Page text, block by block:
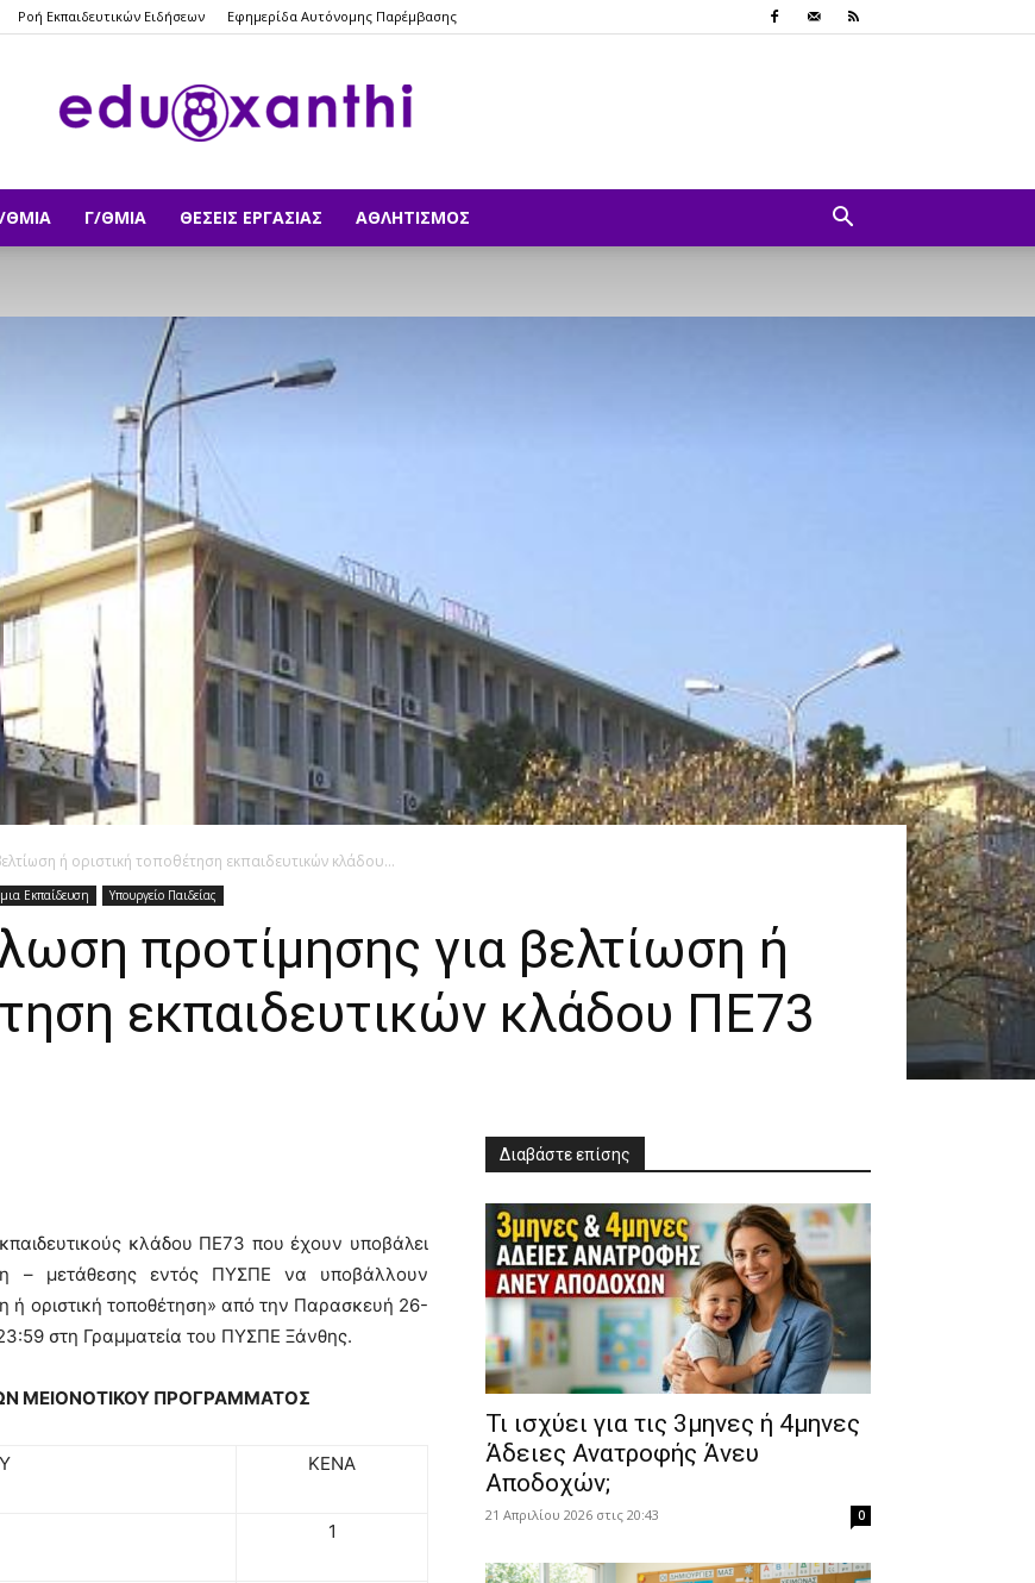
Ροή Εκπαιδευτικών Ειδήσεων Εφημερίδα Αυτόνομης Παρέμβασης
eduxanthi
ΘΜΙΑ Γ/ΘΜΙΑ ΘΈΣΕΙΣ ΕΡΓΑΣΊΑΣ ΑΘΛΗΤΙΣΜΌΣ
ή οριστική τοποθέτηση εκπαιδευτικών κλάδου...
Εκπαίδευση Υπουργείο Παιδείας
προτίμησης για βελτίωση ή
εκπαιδευτικών κλάδου ΠΕ73
κλάδου ΠΕ73 που έχουν υποβάλει
– μετάθεσης εντός ΠΥΣΠΕ να υποβάλλουν
ή οριστική τοποθέτηση» από την Παρασκευή 26-
στη Γραμματεία του ΠΥΣΠΕ Ξάνθης.
ΜΕΙΟΝΟΤΙΚΟΥ ΠΡΟΓΡΑΜΜΑΤΟΣ
ΚΕΝΑ
1
Διαβάστε επίσης
​Τι ισχύει για τις 3μηνες ή 4μηνες
Άδειες Ανατροφής Άνευ
Αποδοχών;
21 Απριλίου 2026 στις 20:43 0